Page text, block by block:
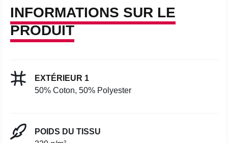
INFORMATIONS SUR LE
PRODUIT
EXTÉRIEUR 1
50% Coton, 50% Polyester
POIDS DU TISSU